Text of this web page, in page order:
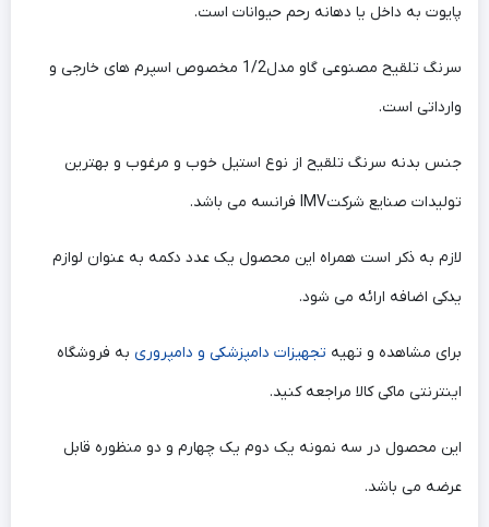
پایوت به داخل یا دهانه رحم حیوانات است.
سرنگ تلقیح مصنوعی گاو مدل1/2 مخصوص اسپرم های خارجی و
وارداتی است.
جنس بدنه سرنگ تلقیح از نوع استیل خوب و مرغوب و بهترین
تولیدات صنایع شرکتIMV فرانسه می باشد.
لازم به ذکر است همراه این محصول یک عدد دکمه به عنوان لوازم
یدکی اضافه ارائه می شود.
برای مشاهده و تهیه تجهیزات دامپزشکی و دامپروری به فروشگاه
اینترنتی ماکی کالا مراجعه کنید.
این محصول در سه نمونه یک دوم یک چهارم و دو منظوره قابل
عرضه می باشد.